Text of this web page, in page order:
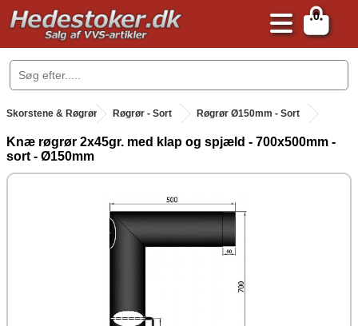
0
.
Skorstene & Røgrør . Røgrør - Sort Røgrør Ø150mm - Sort
Knæ røgrør 2x45gr. med klap og spjæld - 700x500mm -
sort - Ø150mm